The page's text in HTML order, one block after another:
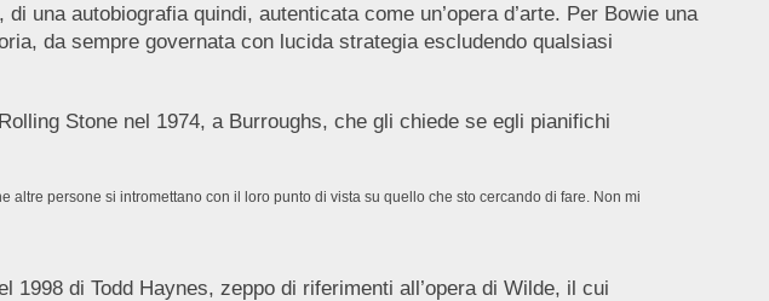
una autobiografia quindi, autenticata come un’opera d’arte. Per Bowie una
da sempre governata con lucida strategia escludendo qualsiasi
Stone nel 1974, a Burroughs, che gli chiede se egli pianifichi
persone si intromettano con il loro punto di vista su quello che sto cercando di fare. Non mi
1998 di Todd Haynes, zeppo di riferimenti all’opera di Wilde, il cui